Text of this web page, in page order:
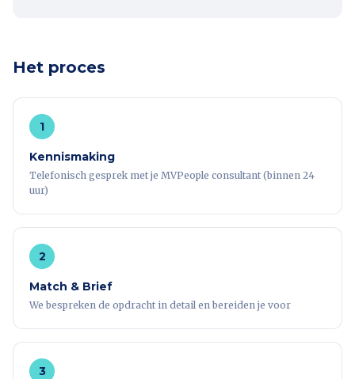
Het proces
1
Kennismaking
Telefonisch gesprek met je MVPeople consultant (binnen 24
uur)
2
Match & Brief
We bespreken de opdracht in detail en bereiden je voor
3